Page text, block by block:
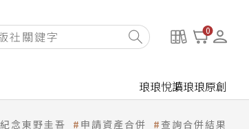
0
琅琅悅讀琅琅原創
紀念東野圭吾 申請資產合併 查詢合併結果